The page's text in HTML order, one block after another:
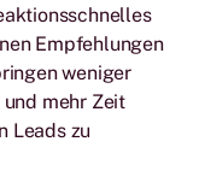
Empfehlungen
weniger
mehr Zeit
Leads zu